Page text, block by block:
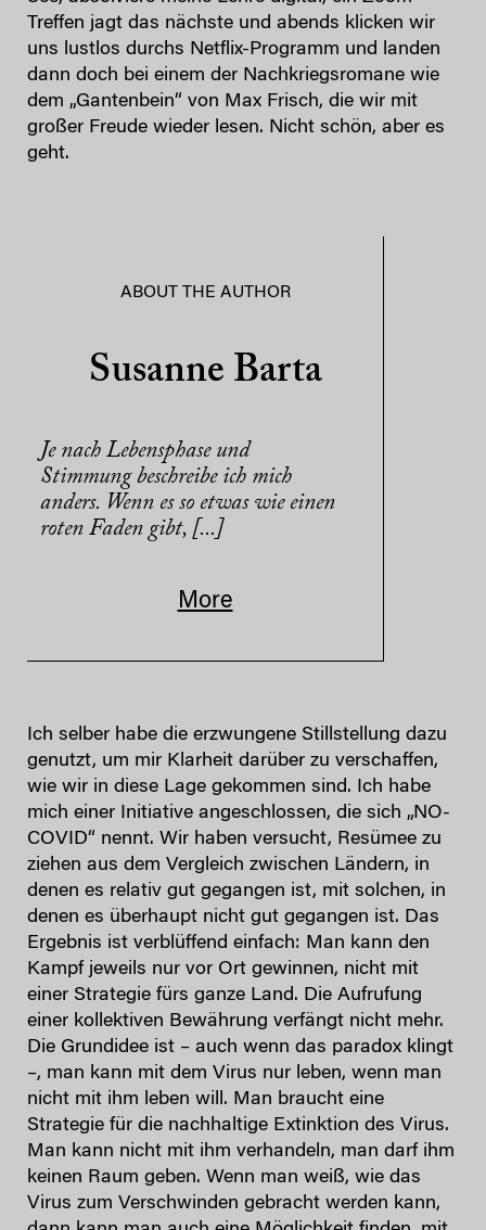
Treffen jagt das nächste und abends klicken wir
uns lustlos durchs Netflix-Programm und landen
dann doch bei einem der Nachkriegsromane wie
dem „Gantenbein“ von Max Frisch, die wir mit
großer Freude wieder lesen. Nicht schön, aber es
geht.
ABOUT THE AUTHOR
Susanne Barta
Je nach Lebensphase und
Stimmung beschreibe ich mich
anders. Wenn es so etwas wie einen
roten Faden gibt, [...]
More
Ich selber habe die erzwungene Stillstellung dazu
genutzt, um mir Klarheit darüber zu verschaffen,
wie wir in diese Lage gekommen sind. Ich habe
mich einer Initiative angeschlossen, die sich „NO-
COVID“ nennt. Wir haben versucht, Resümee zu
ziehen aus dem Vergleich zwischen Ländern, in
denen es relativ gut gegangen ist, mit solchen, in
denen es überhaupt nicht gut gegangen ist. Das
Ergebnis ist verblüffend einfach: Man kann den
Kampf jeweils nur vor Ort gewinnen, nicht mit
einer Strategie fürs ganze Land. Die Aufrufung
einer kollektiven Bewährung verfängt nicht mehr.
Die Grundidee ist – auch wenn das paradox klingt
–, man kann mit dem Virus nur leben, wenn man
nicht mit ihm leben will. Man braucht eine
Strategie für die nachhaltige Extinktion des Virus.
Man kann nicht mit ihm verhandeln, man darf ihm
keinen Raum geben. Wenn man weiß, wie das
Virus zum Verschwinden gebracht werden kann,